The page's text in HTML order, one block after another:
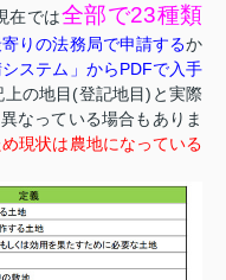
在では全部で23種類
りの法務局で申請するか
ステム」からPDFで入手
の地目(登記地目)と実際
なっている場合もありま
現状は農地になっている